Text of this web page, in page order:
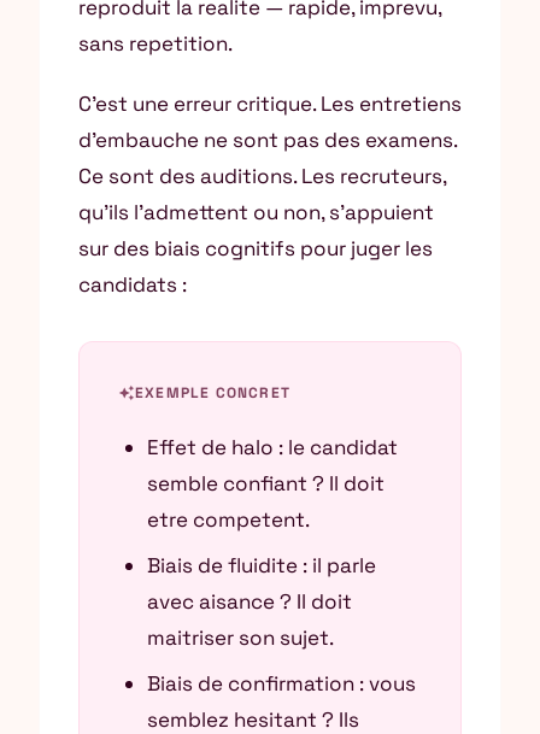
reproduit la realite — rapide, imprevu,
sans repetition.
C’est une erreur critique. Les entretiens
d’embauche ne sont pas des examens.
Ce sont des auditions. Les recruteurs,
qu’ils l’admettent ou non, s’appuient
sur des biais cognitifs pour juger les
candidats :
auto_awesomeEXEMPLE CONCRET
Effet de halo : le candidat
semble confiant ? Il doit
etre competent.
Biais de fluidite : il parle
avec aisance ? Il doit
maitriser son sujet.
Biais de confirmation : vous
semblez hesitant ? Ils